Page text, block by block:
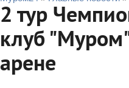
2 тур
клуб
арене